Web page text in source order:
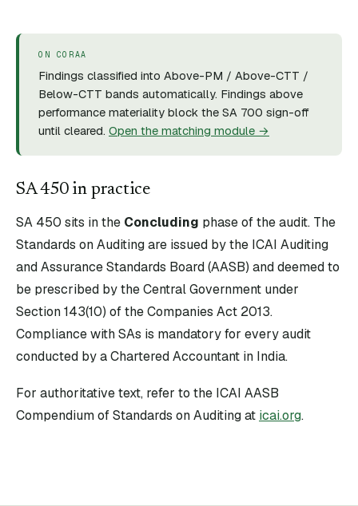
ON CORAA
Findings classified into Above-PM / Above-CTT /
Below-CTT bands automatically. Findings above
performance materiality block the SA 700 sign-off
until cleared. Open the matching module →
SA450in practice
SA 450 sits in the Concluding phase of the audit. The
Standards on Auditing are issued by the ICAI Auditing
and Assurance Standards Board (AASB) and deemed to
be prescribed by the Central Government under
Section 143(10) of the Companies Act 2013.
Compliance with SAs is mandatory for every audit
conducted by a Chartered Accountant in India.
For authoritative text, refer to the ICAI AASB
Compendium of Standards on Auditing at icai.org.